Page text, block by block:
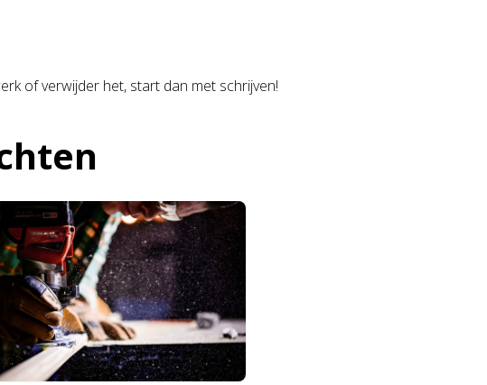
of verwijder het, start dan met schrijven!